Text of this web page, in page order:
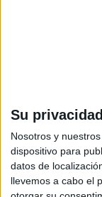
Su
Nosotros y nuestros
dispositivo para
datos de
llevemos a cabo el